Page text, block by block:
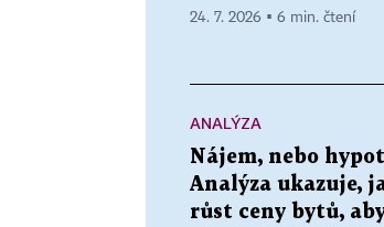
24. 7. 2026 ▪ 6 min. čtení
ANALÝZA
Nájem, nebo
Analýza ukazuje,
růst ceny bytů,